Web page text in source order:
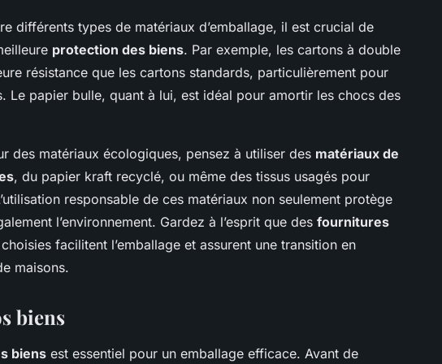
différents types de matériaux d’emballage, il est crucial de
protection des biens. Par exemple, les cartons à double
résistance que les cartons standards, particulièrement pour
Le papier bulle, quant à lui, est idéal pour amortir les chocs des
des matériaux écologiques, pensez à utiliser des matériaux de
, du papier kraft recyclé, ou même des tissus usagés pour
responsable de ces matériaux non seulement protège
l’environnement. Gardez à l’esprit que des fournitures
facilitent l’emballage et assurent une transition en
maisons.
biens
biens est essentiel pour un emballage efficace. Avant de